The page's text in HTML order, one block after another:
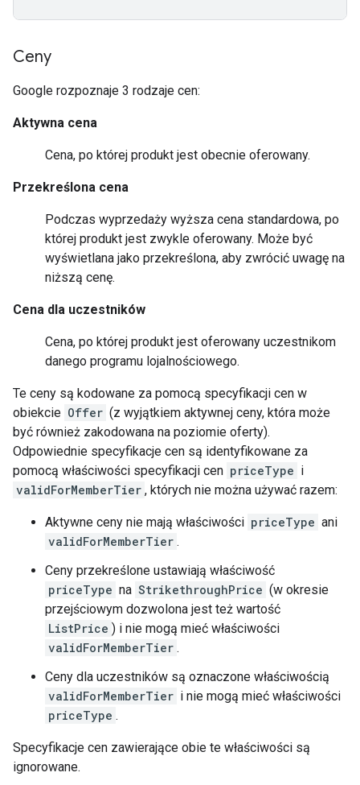
Ceny
Google rozpoznaje 3 rodzaje cen:
Aktywna cena
Cena, po której produkt jest obecnie oferowany.
Przekreślona cena
Podczas wyprzedaży wyższa cena standardowa, po
której produkt jest zwykle oferowany. Może być
wyświetlana jako przekreślona, aby zwrócić uwagę na
niższą cenę.
Cena dla uczestników
Cena, po której produkt jest oferowany uczestnikom
danego programu lojalnościowego.
Te ceny są kodowane za pomocą specyfikacji cen w
obiekcie Offer (z wyjątkiem aktywnej ceny, która może
być również zakodowana na poziomie oferty).
Odpowiednie specyfikacje cen są identyfikowane za
pomocą właściwości specyfikacji cen priceType i
validForMemberTier , których nie można używać razem:
Aktywne ceny nie mają właściwości priceType ani
validForMemberTier .
Ceny przekreślone ustawiają właściwość
priceType na StrikethroughPrice (w okresie
przejściowym dozwolona jest też wartość
ListPrice ) i nie mogą mieć właściwości
validForMemberTier .
Ceny dla uczestników są oznaczone właściwością
validForMemberTier i nie mogą mieć właściwości
priceType .
Specyfikacje cen zawierające obie te właściwości są
ignorowane.